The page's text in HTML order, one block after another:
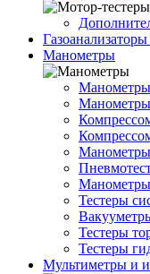
Манометры
Манометры
Манометры
Манометры
Тестеры
Тестеры
Тестеры
Мультиметры и